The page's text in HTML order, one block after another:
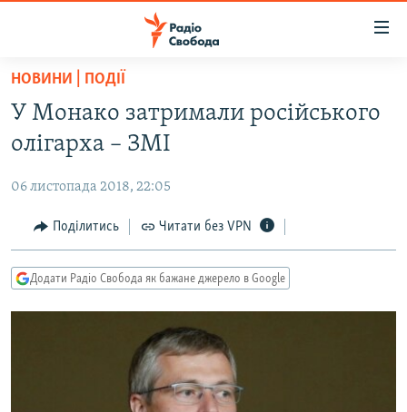
Перейти
основного
матеріалу
до
навігації
Перейти
до
ПОЛІТИКА
ЕКОНОМІКА
КУЛЬТУРА
ВІЙНА
РОСІЙСЬКА «ФІЛЬТРАЦІЯ»
КРИМ.РЕАЛІЇ
КИТАЙ.ВИКЛИКИ
НОВИНИ | ПОДІЇ
У Монако затримали російського
олігарха – ЗМІ
06 листопада 2018, 22:05
Поділитись Читати без VPN
Додати Радіо Свобода як бажане джерело в Google